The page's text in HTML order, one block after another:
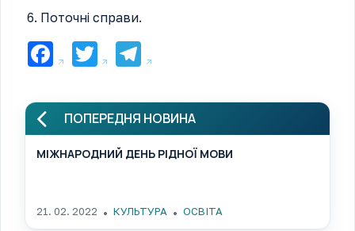
Поточні справи.
Facebook
TwitterTelegram
ПОПЕРЕДНЯ НОВИНА
МІЖНАРОДНИЙ ДЕНЬ РІДНОЇ МОВИ
21. 02. 2022 КУЛЬТУРА ОСВІТА